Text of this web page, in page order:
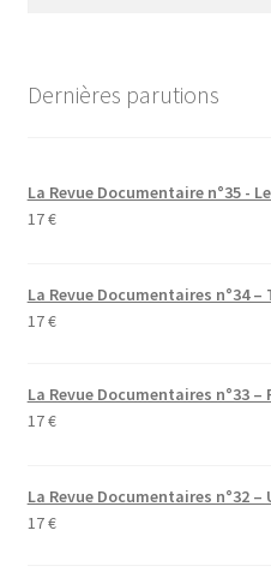
Dernières parutions
La Revue Documentaire n°35 -
17€
La Revue Documentaires n°34 –
17€
La Revue Documentaires n°33 –
17€
La Revue Documentaires n°32 –
17€